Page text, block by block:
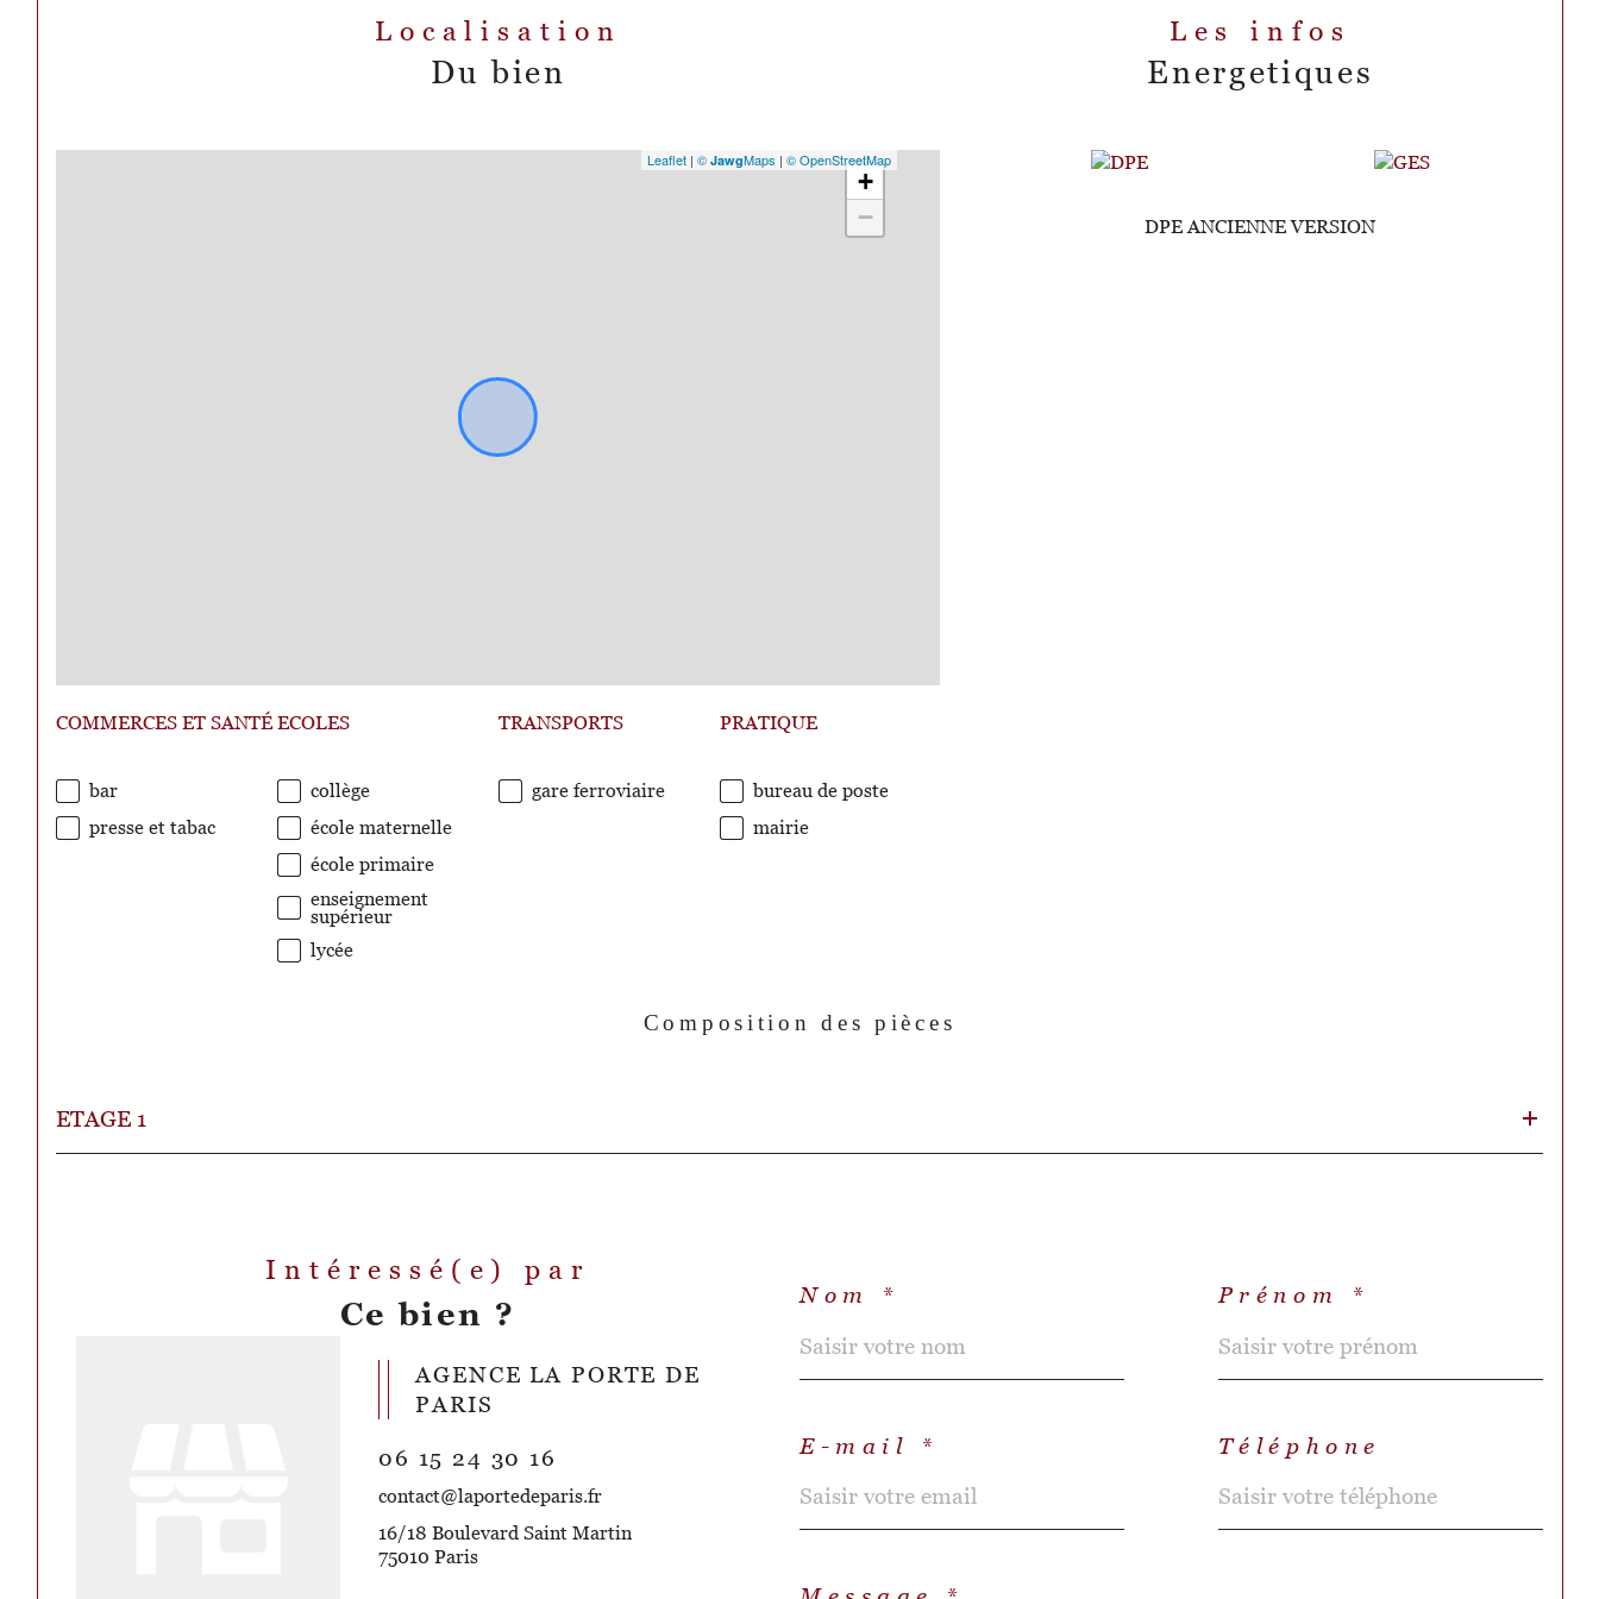
Localisation
Du bien
+
−
Leaflet |©JawgMaps |© OpenStreetMap
COMMERCES ET SANTÉ
bar
presse et tabac
ECOLES
collège
école maternelle
école primaire
enseignement
supérieur
lycée
TRANSPORTS
gare ferroviaire
PRATIQUE
bureau de poste
mairie
Les infos
Energetiques
DPE ANCIENNE VERSION
Composition des pièces
ETAGE 1
Intéressé(e) par
Ce bien ?
AGENCE LA PORTE DE
PARIS
06 15 24 30 16
contact@laportedeparis.fr
16/18 Boulevard Saint Martin
75010 Paris
Nom * Prénom *
E-mail * Téléphone